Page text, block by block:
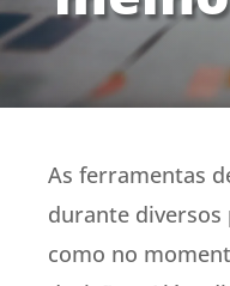
As ferramentas
durante diversos
como no